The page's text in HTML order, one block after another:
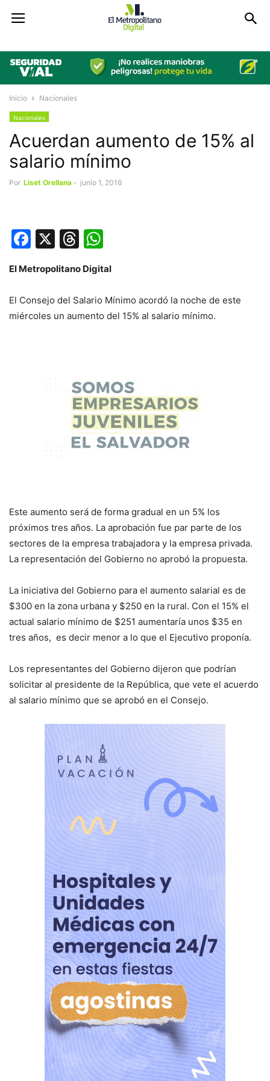
Inicio Nacionales
Nacionales
Acuerdan aumento de 15% al
salario mínimo
Por Liset Orellana - junio 1, 2016
Facebook
X Threads
El Metropolitano Digital
El Consejo del Salario Mínimo acordó la noche de este
miércoles un aumento del 15% al salario mínimo.
Este aumento será de forma gradual en un 5% los
próximos tres años. La aprobación fue par parte de los
sectores de la empresa trabajadora y la empresa privada.
La representación del Gobierno no aprobó la propuesta.
La iniciativa del Gobierno para el aumento salarial es de
$300 en la zona urbana y $250 en la rural. Con el 15% el
actual salario mínimo de $251 aumentaría unos $35 en
tres años, es decir menor a lo que el Ejecutivo proponía.
Los representantes del Gobierno dijeron que podrían
solicitar al presidente de la República, que vete el acuerdo
al salario mínimo que se aprobó en el Consejo.